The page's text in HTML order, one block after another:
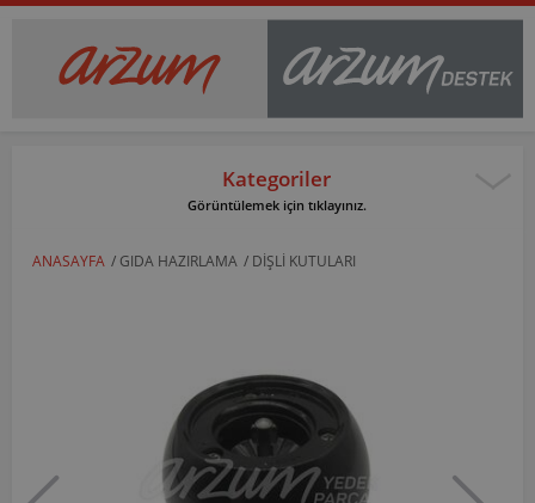
Kategoriler
Görüntülemek için tıklayınız.
ANASAYFA / GIDA HAZIRLAMA / DIŞLI KUTULARI